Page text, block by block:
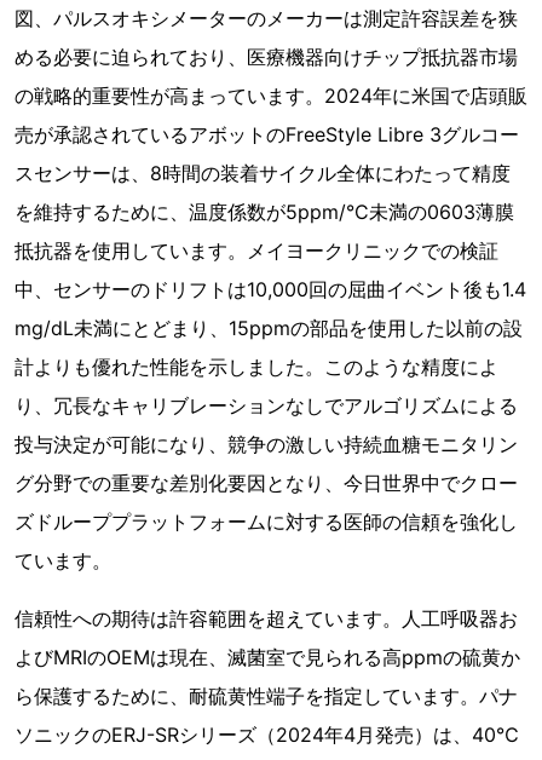
図、パルスオキシメーターのメーカーは測定許容誤差を狭
める必要に迫られており、医療機器向けチップ抵抗器市場
の戦略的重要性が高まっています。2024年に米国で店頭販
売が承認されているアボットのFreeStyle Libre 3グルコー
スセンサーは、8時間の装着サイクル全体にわたって精度
を維持するために、温度係数が5ppm/°C未満の0603薄膜
抵抗器を使用しています。メイヨークリニックでの検証
中、センサーのドリフトは10,000回の屈曲イベント後も1.4
mg/dL未満にとどまり、15ppmの部品を使用した以前の設
計よりも優れた性能を示しました。このような精度によ
り、冗長なキャリブレーションなしでアルゴリズムによる
投与決定が可能になり、競争の激しい持続血糖モニタリン
グ分野での重要な差別化要因となり、今日世界中でクロー
ズドループプラットフォームに対する医師の信頼を強化し
ています。
信頼性への期待は許容範囲を超えています。人工呼吸器お
よびMRIのOEMは現在、滅菌室で見られる高ppmの硫黄か
ら保護するために、耐硫黄性端子を指定しています。パナ
ソニックのERJ-SRシリーズ（2024年4月発売）は、40℃